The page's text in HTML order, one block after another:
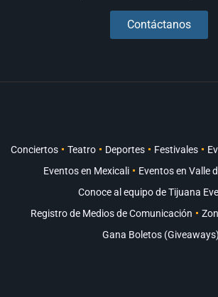
Contáctanos
Conciertos Teatro Deportes Festivales
Eventos en Mexicali
Eventos en Valle
Conoce al equipo de Tijuana
Registro de Medios de Comunicación
Gana Boletos (Giveaways)